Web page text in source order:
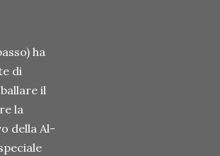
ha
di
il
la
della Al-